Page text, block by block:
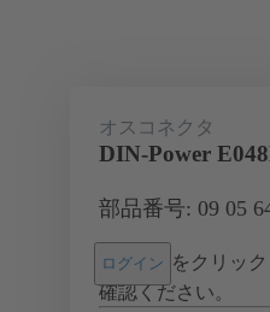
オスコネクタ
DIN-Power
部品番号: 09 05
ログイン をクリッ
確認ください。